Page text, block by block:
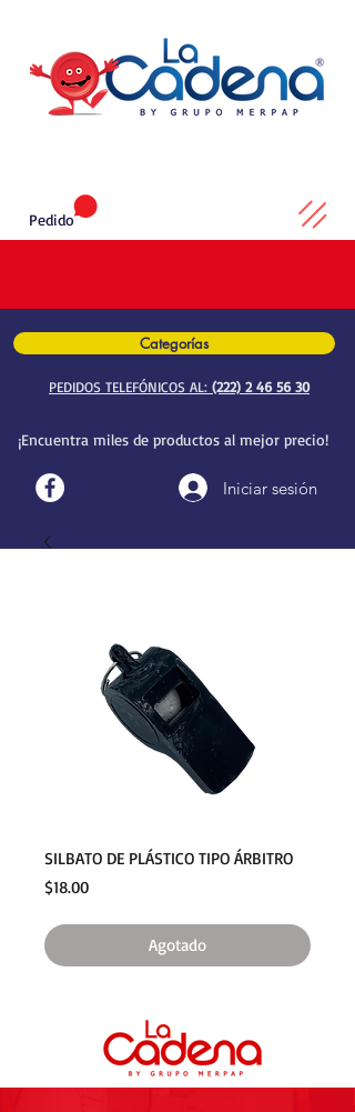
Categorías
PEDIDOS TELEFÓNICOS AL: (222) 2 46 56 30
¡Encuentra miles de productos al mejor precio!
Iniciar sesión
Pedido
SILBATO DE PLÁSTICO TIPO ÁRBITRO
$18.00Precio
Agotado